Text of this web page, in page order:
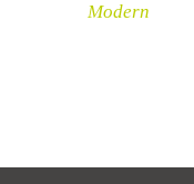
Modern